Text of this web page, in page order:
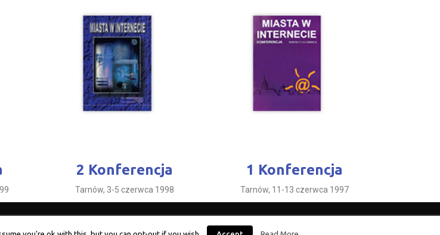
2 Konferencja
Tarnów, 3-5 czerwca 1998
1 Konferencja
Tarnów, 11-13 czerwca 1997
2 KMWI 3 KMWI 4 KMWI